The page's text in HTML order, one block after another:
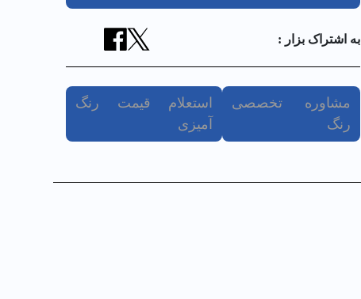
به اشتراک بزار :
مشاوره تخصصی
رنگ
استعلام قیمت رنگ
آمیزی